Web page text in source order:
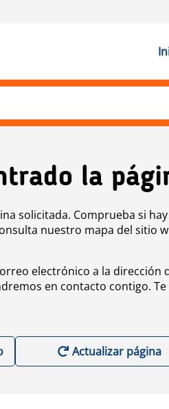
la
solicitada. Comprueba si hay
nuestro mapa del sitio
electrónico a la dirección
en contacto contigo. Te
Actualizar página